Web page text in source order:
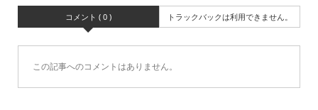
コメント ( 0 ) トラックバックは利用できません。
この記事へのコメントはありません。